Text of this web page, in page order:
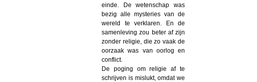
einde. De wetenschap was
bezig alle mysteries van de
wereld te verklaren. En de
samenleving zou beter af zijn
zonder religie, die zo vaak de
oorzaak was van oorlog en
conflict.
De poging om religie af te
schrijven is mislukt, omdat we